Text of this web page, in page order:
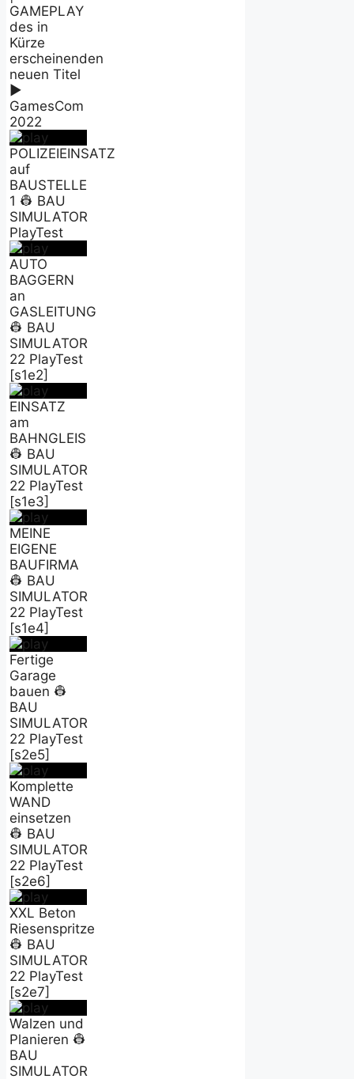
GAMEPLAY
des in
Kürze
erscheinenden
neuen Titel
►
GamesCom
2022
POLIZEIEINSATZ
auf
BAUSTELLE
1 👷 BAU
SIMULATOR
PlayTest
AUTO
BAGGERN
an
GASLEITUNG
👷 BAU
SIMULATOR
22 PlayTest
[s1e2]
EINSATZ
am
BAHNGLEIS
👷 BAU
SIMULATOR
22 PlayTest
[s1e3]
MEINE
EIGENE
BAUFIRMA
👷 BAU
SIMULATOR
22 PlayTest
[s1e4]
Fertige
Garage
bauen 👷
BAU
SIMULATOR
22 PlayTest
[s2e5]
Komplette
WAND
einsetzen
👷 BAU
SIMULATOR
22 PlayTest
[s2e6]
XXL Beton
Riesenspritze
👷 BAU
SIMULATOR
22 PlayTest
[s2e7]
Walzen und
Planieren 👷
BAU
SIMULATOR